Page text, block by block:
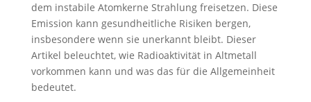
dem instabile Atomkerne Strahlung freisetzen. Diese
Emission kann gesundheitliche Risiken bergen,
insbesondere wenn sie unerkannt bleibt. Dieser
Artikel beleuchtet, wie Radioaktivität in Altmetall
vorkommen kann und was das für die Allgemeinheit
bedeutet.